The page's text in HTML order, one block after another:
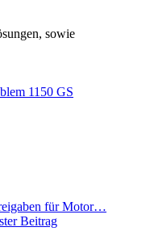
sowie
1150 GS
für Motor…
Beitrag